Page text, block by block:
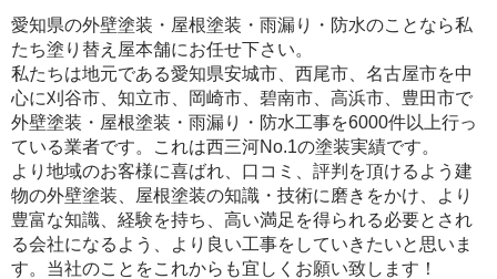
愛知県の外壁塗装・屋根塗装・雨漏り・防水のことなら私
たち塗り替え屋本舗にお任せ下さい。
私たちは地元である愛知県安城市、西尾市、名古屋市を中
心に刈谷市、知立市、岡崎市、碧南市、高浜市、豊田市で
外壁塗装・屋根塗装・雨漏り・防水工事を6000件以上行っ
ている業者です。これは西三河No.1の塗装実績です。
より地域のお客様に喜ばれ、口コミ、評判を頂けるよう建
物の外壁塗装、屋根塗装の知識・技術に磨きをかけ、より
豊富な知識、経験を持ち、高い満足を得られる必要とされ
る会社になるよう、より良い工事をしていきたいと思いま
す。当社のことをこれからも宜しくお願い致します！